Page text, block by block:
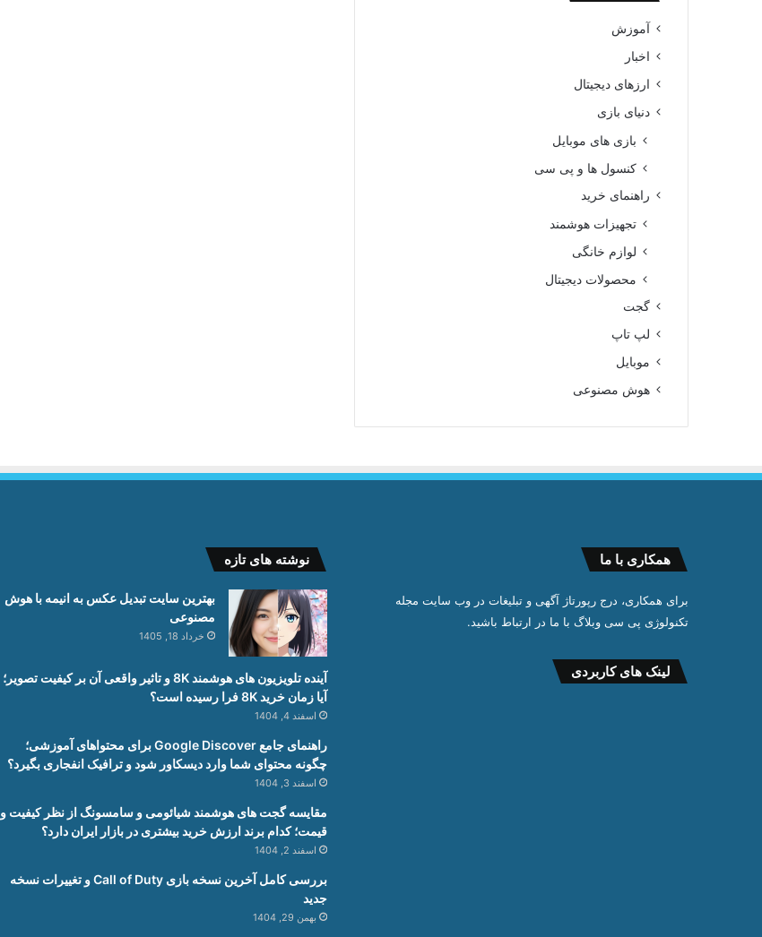
آموزش
اخبار
ارزهای دیجیتال
دنیای بازی
بازی های موبایل
کنسول ها و پی سی
راهنمای خرید
تجهیزات هوشمند
لوازم خانگی
محصولات دیجیتال
گجت
لپ تاپ
موبایل
هوش مصنوعی
همکاری با ما
برای همکاری، درج رپورتاژ آگهی و تبلیغات در وب سایت مجله
تکنولوژی پی سی وبلاگ با ما در ارتباط باشید.
لینک های کاربردی
نوشته های تازه
بهترین سایت تبدیل عکس به انیمه با هوش
مصنوعی
خرداد 18, 1405
آینده تلویزیون های هوشمند 8K و تاثیر واقعی آن بر کیفیت تصویر؛
آیا زمان خرید 8K فرا رسیده است؟
اسفند 4, 1404
راهنمای جامع Google Discover برای محتواهای آموزشی؛
چگونه محتوای شما وارد دیسکاور شود و ترافیک انفجاری بگیرد؟
اسفند 3, 1404
مقایسه گجت های هوشمند شیائومی و سامسونگ از نظر کیفیت و
قیمت؛ کدام برند ارزش خرید بیشتری در بازار ایران دارد؟
اسفند 2, 1404
بررسی کامل آخرین نسخه بازی Call of Duty و تغییرات نسخه
جدید
بهمن 29, 1404